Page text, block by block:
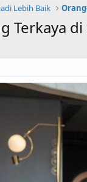
Lebih Baik
Terkaya